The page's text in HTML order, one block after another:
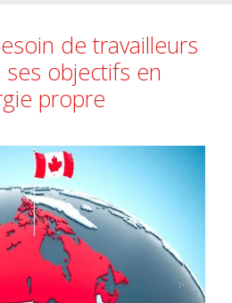
de travailleurs
objectifs en
propre